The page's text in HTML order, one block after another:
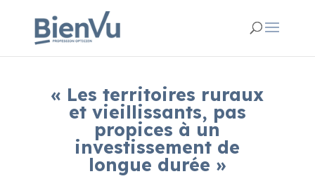
« Les territoires ruraux
et vieillissants, pas
propices à un
investissement de
longue durée »